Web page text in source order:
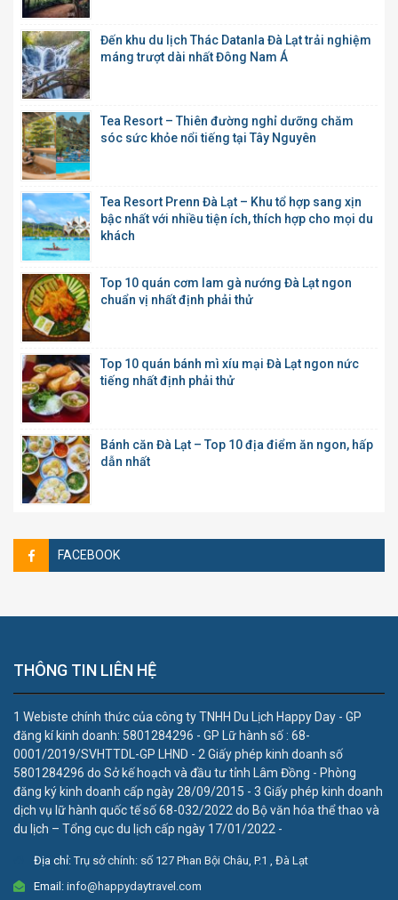
Đến khu du lịch Thác Datanla Đà Lạt trải nghiệm
máng trượt dài nhất Đông Nam Á
Tea Resort – Thiên đường nghỉ dưỡng chăm
sóc sức khỏe nổi tiếng tại Tây Nguyên
Tea Resort Prenn Đà Lạt – Khu tổ hợp sang xịn
bậc nhất với nhiều tiện ích, thích hợp cho mọi du
khách
Top 10 quán cơm lam gà nướng Đà Lạt ngon
chuẩn vị nhất định phải thử
Top 10 quán bánh mì xíu mại Đà Lạt ngon nức
tiếng nhất định phải thử
Bánh căn Đà Lạt – Top 10 địa điểm ăn ngon, hấp
dẫn nhất
FACEBOOK
THÔNG TIN LIÊN HỆ
1 Webiste chính thức của công ty TNHH Du Lịch Happy Day - GP
đăng kí kinh doanh: 5801284296 - GP Lữ hành số : 68-
0001/2019/SVHTTDL-GP LHND - 2 Giấy phép kinh doanh số
5801284296 do Sở kế hoạch và đầu tư tỉnh Lâm Đồng - Phòng
đăng ký kinh doanh cấp ngày 28/09/2015 - 3 Giấy phép kinh doanh
dịch vụ lữ hành quốc tế số 68-032/2022 do Bộ văn hóa thể thao và
du lịch – Tổng cục du lịch cấp ngày 17/01/2022 -
Địa chỉ:Trụ sở chính: số 127 Phan Bội Châu, P.1 , Đà Lạt
Email: info@happydaytravel.com